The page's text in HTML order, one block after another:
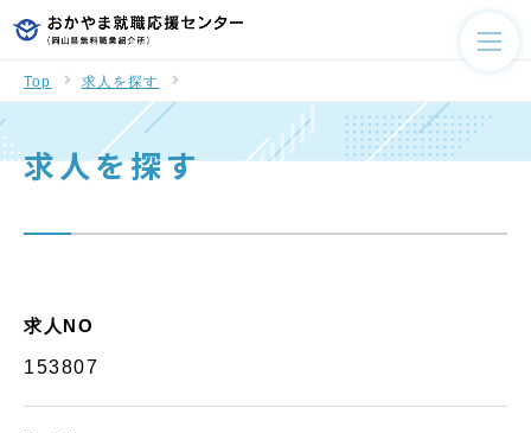
Top 求人を探す
求人を探す
求人NO
153807